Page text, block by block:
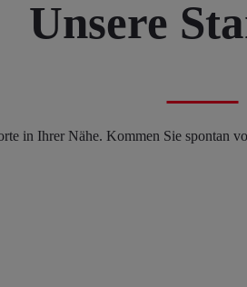
Unsere
in Ihrer Nähe. Kommen Sie spontan